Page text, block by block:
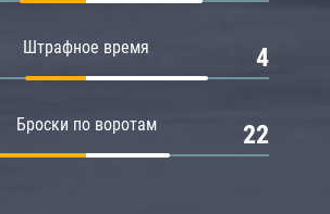
Штрафное время 4
Броски по воротам 22